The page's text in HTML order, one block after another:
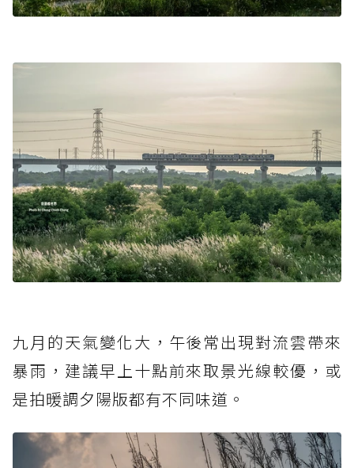
九月的天氣變化大，午後常出現對流雲帶來
暴雨，建議早上十點前來取景光線較優，或
是拍暖調夕陽版都有不同味道。